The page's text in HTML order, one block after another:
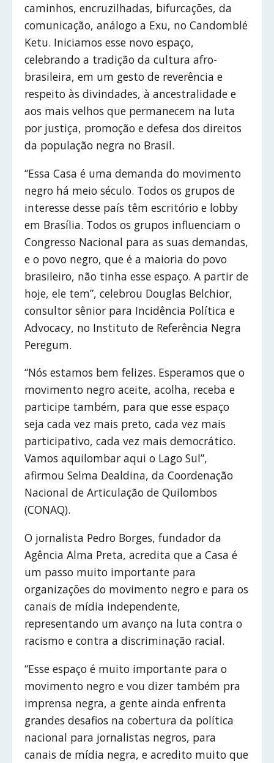
caminhos, encruzilhadas, bifurcações, da
comunicação, análogo a Exu, no Candomblé
Ketu. Iniciamos esse novo espaço,
celebrando a tradição da cultura afro-
brasileira, em um gesto de reverência e
respeito às divindades, à ancestralidade e
aos mais velhos que permanecem na luta
por justiça, promoção e defesa dos direitos
da população negra no Brasil.
“Essa Casa é uma demanda do movimento
negro há meio século. Todos os grupos de
interesse desse país têm escritório e lobby
em Brasília. Todos os grupos influenciam o
Congresso Nacional para as suas demandas,
e o povo negro, que é a maioria do povo
brasileiro, não tinha esse espaço. A partir de
hoje, ele tem”, celebrou Douglas Belchior,
consultor sênior para Incidência Política e
Advocacy, no Instituto de Referência Negra
Peregum.
“Nós estamos bem felizes. Esperamos que o
movimento negro aceite, acolha, receba e
participe também, para que esse espaço
seja cada vez mais preto, cada vez mais
participativo, cada vez mais democrático.
Vamos aquilombar aqui o Lago Sul”,
afirmou Selma Dealdina, da Coordenação
Nacional de Articulação de Quilombos
(CONAQ).
O jornalista Pedro Borges, fundador da
Agência Alma Preta, acredita que a Casa é
um passo muito importante para
organizações do movimento negro e para os
canais de mídia independente,
representando um avanço na luta contra o
racismo e contra a discriminação racial.
“Esse espaço é muito importante para o
movimento negro e vou dizer também pra
imprensa negra, a gente ainda enfrenta
grandes desafios na cobertura da política
nacional para jornalistas negros, para
canais de mídia negra, e acredito muito que